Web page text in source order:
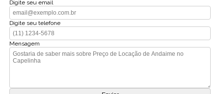
Digite seu email
Digite seu telefone
Mensagem